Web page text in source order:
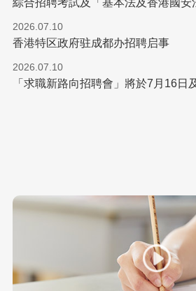
2026.07.10
香港特区政府驻成都办招聘启事
2026.07.10
「求職新路向招聘會」將於7月16日